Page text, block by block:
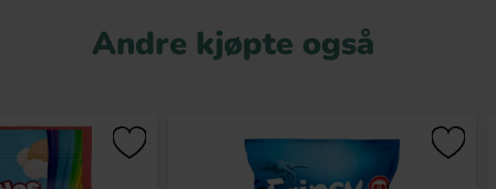
Andre kjøpte også